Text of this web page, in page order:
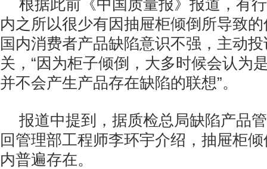
根据此前《中国质量报》报道，有
内之所以很少有因抽屉柜倾倒所导致
国内消费者产品缺陷意识不强，主动
关，“因为柜子倾倒，大多时候会认为
并不会产生产品存在缺陷的联想”。
报道中提到，据质检总局缺陷产品
回管理部工程师李环宇介绍，抽屉柜
内普遍存在。